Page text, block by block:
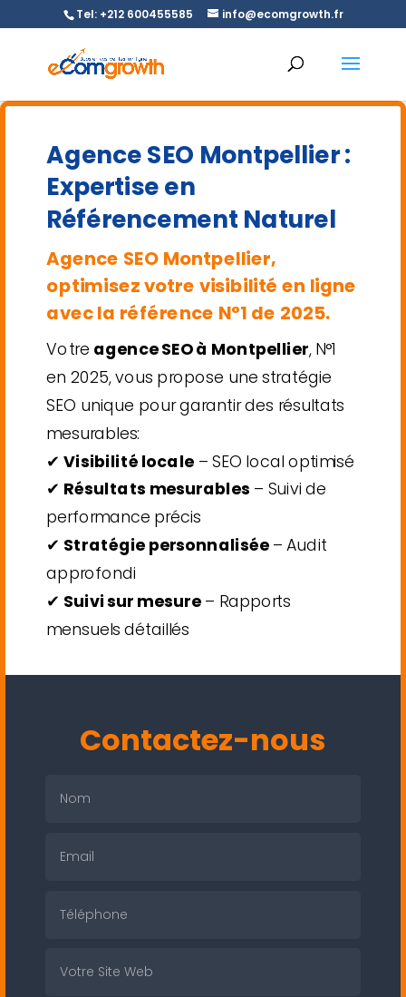
Tel: +212 600455585 info@ecomgrowth.fr
Agence SEO Montpellier :
Expertise en
Référencement Naturel
Agence SEO Montpellier,
optimisez votre visibilité en ligne
avec la référence N°1 de 2025.
Votre agence SEO à Montpellier, N°1
en 2025, vous propose une stratégie
SEO unique pour garantir des résultats
mesurables:
✔Visibilité locale – SEO local optimisé
✔ Résultats mesurables – Suivi de
performance précis
✔ Stratégie personnalisée– Audit
approfondi
✔ Suivi sur mesure– Rapports
mensuels détaillés
Contactez-nous